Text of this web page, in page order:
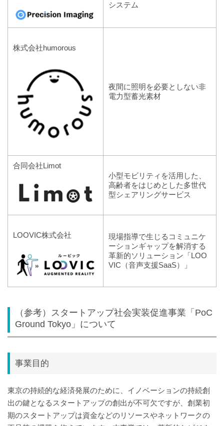
システム
株式会社humorous
夜間に照明を必要としない非
電力型蓄光素材
合同会社Limot
小型モビリティを活用した、
高齢者をはじめとした多世代
型シェアリングサービス
LOOVIC株式会社
現場指導で生じるコミュニケ
ーションギャップを解消する
革新的ソリューション「LOO
VIC（音声支援SaaS）」
（参考）スタートアップ社会実装促進事業「PoC
Ground Tokyo」について
事業目的
東京の持続的な経済発展のために、イノベーションの持続創
出の鍵となるスタートアップの創出が不可欠ですが、創業初
期のスタートアップは資金などのリソースやネットワークの